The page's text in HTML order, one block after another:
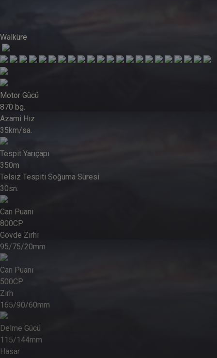
Walküre
Motor Gücü
870 bg.
Azami Hız
35km/sa.
Tespit Yarıçapı
350m
Telsiz Tespiti Soğuma Süresi
30sn.
Can Puanı
800CP
Gövde Zırhı
95/75/20mm
Can Puanı
500CP
Zırh
165/90/60mm
Delme Gücü
115/144mm
Hasar